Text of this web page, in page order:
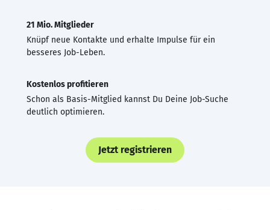
21 Mio. Mitglieder
Knüpf neue Kontakte und erhalte Impulse für ein
besseres Job-Leben.
Kostenlos profitieren
Schon als Basis-Mitglied kannst Du Deine Job-Suche
deutlich optimieren.
Jetzt registrieren